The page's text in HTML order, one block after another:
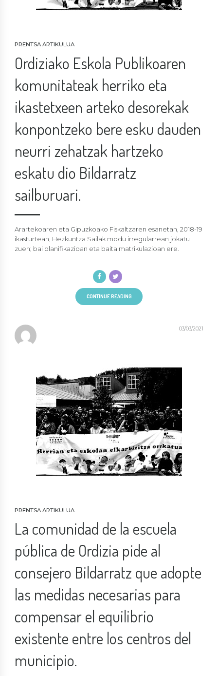
PRENTSA ARTIKULUA
Ordiziako Eskola Publikoaren
komunitateak herriko eta
ikastetxeen arteko desorekak
konpontzeko bere esku dauden
neurri zehatzak hartzeko
eskatu dio Bildarratz
sailburuari.
Arartekoaren eta Gipuzkoako Fiskaltzaren esanetan, 2018-19
ikasturtean, Hezkuntza Sailak modu irregularrean jokatu
zuen; bai planifikazioan eta baita matrikulazioan ere.
CONTINUE READING
03/03/2021
PRENTSA ARTIKULUA
La comunidad de la escuela
pública de Ordizia pide al
consejero Bildarratz que adopte
las medidas necesarias para
compensar el equilibrio
existente entre los centros del
municipio.